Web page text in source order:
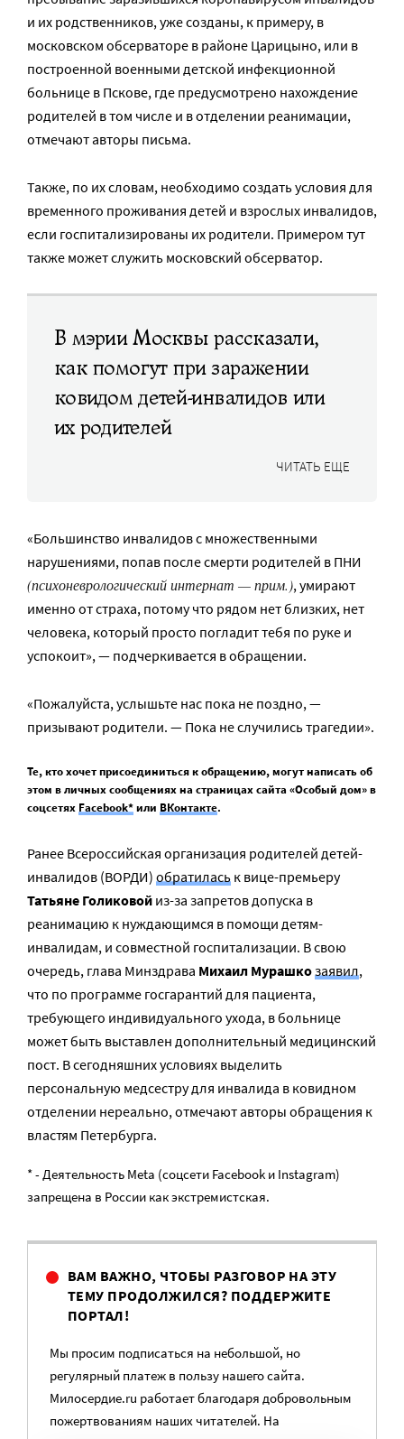
и их родственников, уже созданы, к примеру, в
московском обсерваторе в районе Царицыно, или в
построенной военными детской инфекционной
больнице в Пскове, где предусмотрено нахождение
родителей в том числе и в отделении реанимации,
отмечают авторы письма.
Также, по их словам, необходимо создать условия для
временного проживания детей и взрослых инвалидов,
если госпитализированы их родители. Примером тут
также может служить московский обсерватор.
В мэрии Москвы рассказали,
как помогут при заражении
ковидом детей-инвалидов или
их родителей
ЧИТАТЬ ЕЩЕ
«Большинство инвалидов с множественными
нарушениями, попав после смерти родителей в ПНИ
(психоневрологический интернат — прим.), умирают
именно от страха, потому что рядом нет близких, нет
человека, который просто погладит тебя по руке и
успокоит», — подчеркивается в обращении.
«Пожалуйста, услышьте нас пока не поздно, —
призывают родители. — Пока не случились трагедии».
Те, кто хочет присоединиться к обращению, могут написать об
этом в личных сообщениях на страницах сайта «Особый дом» в
соцсетях Facebook*или ВКонтакте.
Ранее Всероссийская организация родителей детей-
инвалидов (ВОРДИ) обратилась к вице-премьеру
Татьяне Голиковой из-за запретов допуска в
реанимацию к нуждающимся в помощи детям-
инвалидам, и совместной госпитализации. В свою
очередь, глава Минздрава Михаил Мурашкозаявил,
что по программе госгарантий для пациента,
требующего индивидуального ухода, в больнице
может быть выставлен дополнительный медицинский
пост. В сегодняшних условиях выделить
персональную медсестру для инвалида в ковидном
отделении нереально, отмечают авторы обращения к
властям Петербурга.
* - Деятельность Meta (соцсети Facebook и Instagram)
запрещена в России как экстремистская.
ВАМ ВАЖНО, ЧТОБЫ РАЗГОВОР НА ЭТУ
ТЕМУ ПРОДОЛЖИЛСЯ? ПОДДЕРЖИТЕ
ПОРТАЛ!
Мы просим подписаться на небольшой, но
регулярный платеж в пользу нашего сайта.
Милосердие.ru работает благодаря добровольным
пожертвованиям наших читателей. На